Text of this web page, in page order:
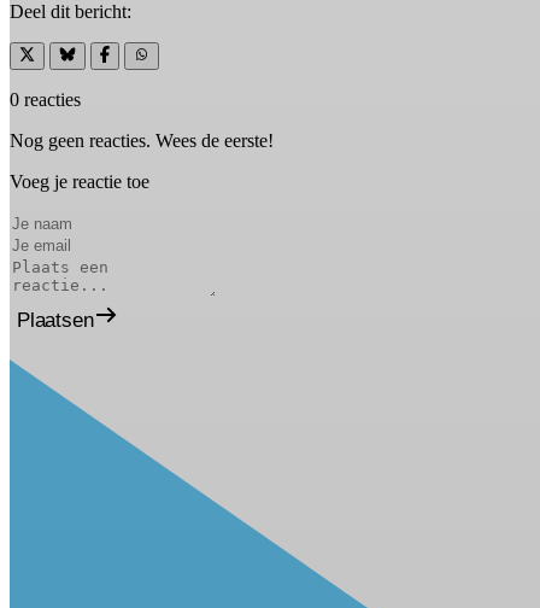
Deel dit bericht:
0 reacties
Nog geen reacties. Wees de eerste!
Voeg je reactie toe
Plaatsen